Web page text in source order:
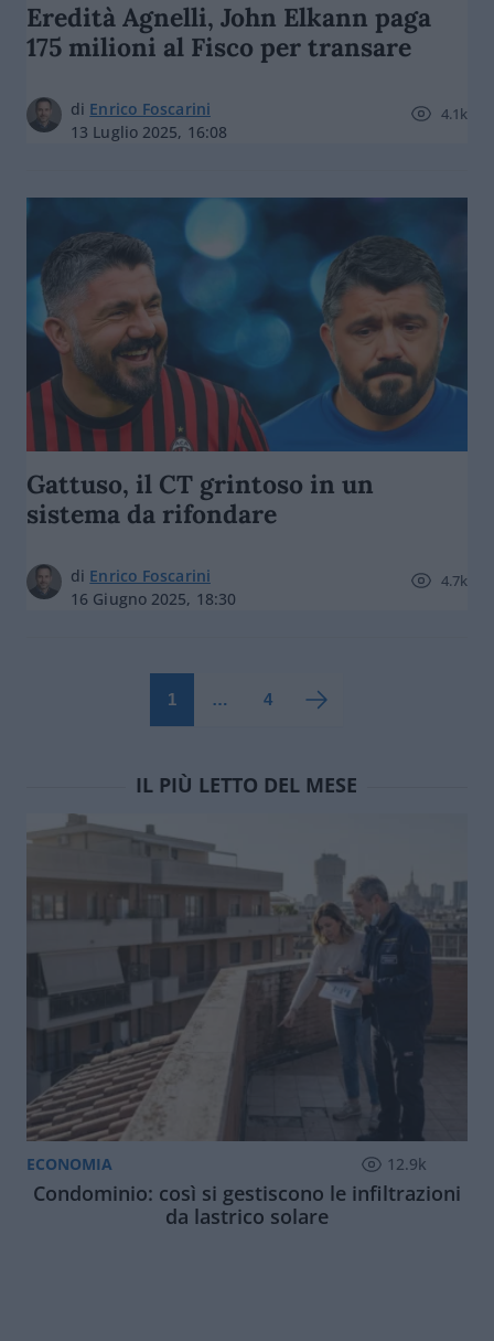
Eredità Agnelli, John Elkann paga
175 milioni al Fisco per transare
di Enrico Foscarini
13 Luglio 2025, 16:08
4.1k
Gattuso, il CT grintoso in un
sistema da rifondare
di Enrico Foscarini
16 Giugno 2025, 18:30
4.7k
1 … 4
IL PIÙ LETTO DEL MESE
ECONOMIA 12.9k
Condominio: così si gestiscono le infiltrazioni
da lastrico solare